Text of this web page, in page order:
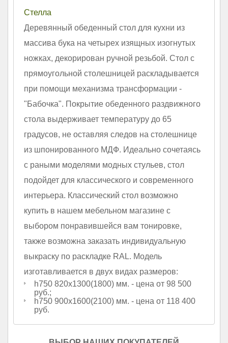
Стелла
Деревянный обеденный стол для кухни из
массива бука на четырех изящных изогнутых
ножках, декорирован ручной резьбой. Стол с
прямоугольной столешницей раскладывается
при помощи механизма трансформации -
"Бабочка". Покрытие обеденного раздвижного
стола выдерживает температуру до 65
градусов, не оставляя следов на столешнице
из шпонированного МДФ. Идеально сочетаясь
с раными моделями модных стульев, стол
подойдет для классического и современного
интерьера. Классический стол возможно
купить в нашем мебельном магазине с
выбором понравившейся вам тонировке,
также возможна заказать индивидуальную
выкраску по раскладке RAL. Модель
изготавливается в двух видах размеров:
h750 820х1300(1800) мм. - цена от 98 500
руб.;
h750 900х1600(2100) мм. - цена от 118 400
руб.